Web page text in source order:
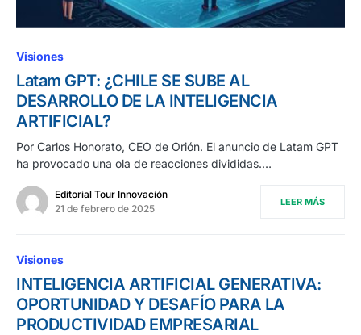
Visiones
Latam GPT: ¿CHILE SE SUBE AL
DESARROLLO DE LA INTELIGENCIA
ARTIFICIAL?
Por Carlos Honorato, CEO de Orión. El anuncio de Latam GPT
ha provocado una ola de reacciones divididas.…
Editorial Tour Innovación
21 de febrero de 2025
LEER MÁS
Visiones
INTELIGENCIA ARTIFICIAL GENERATIVA:
OPORTUNIDAD Y DESAFÍO PARA LA
PRODUCTIVIDAD EMPRESARIAL